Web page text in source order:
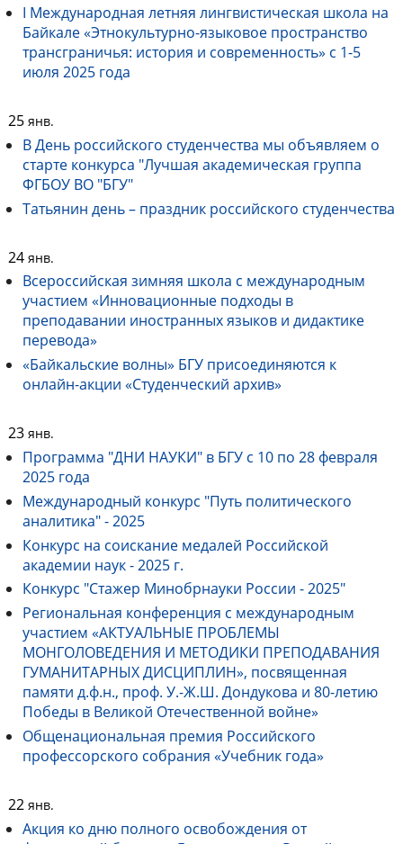
I Международная летняя лингвистическая школа на
Байкале «Этнокультурно-языковое пространство
трансграничья: история и современность» с 1-5
июля 2025 года
25 янв.
В День российского студенчества мы объявляем о
старте конкурса "Лучшая академическая группа
ФГБОУ ВО "БГУ"
Татьянин день – праздник российского студенчества
24 янв.
Всероссийская зимняя школа с международным
участием «Инновационные подходы в
преподавании иностранных языков и дидактике
перевода»
«Байкальские волны» БГУ присоединяются к
онлайн-акции «Студенческий архив»
23 янв.
Программа "ДНИ НАУКИ" в БГУ с 10 по 28 февраля
2025 года
Международный конкурс "Путь политического
аналитика" - 2025
Конкурс на соискание медалей Российской
академии наук - 2025 г.
Конкурс "Стажер Минобрнауки России - 2025"
Региональная конференция с международным
участием «АКТУАЛЬНЫЕ ПРОБЛЕМЫ
МОНГОЛОВЕДЕНИЯ И МЕТОДИКИ ПРЕПОДАВАНИЯ
ГУМАНИТАРНЫХ ДИСЦИПЛИН», посвященная
памяти д.ф.н., проф. У.-Ж.Ш. Дондукова и 80-летию
Победы в Великой Отечественной войне»
Общенациональная премия Российского
профессорского собрания «Учебник года»
22 янв.
Акция ко дню полного освобождения от